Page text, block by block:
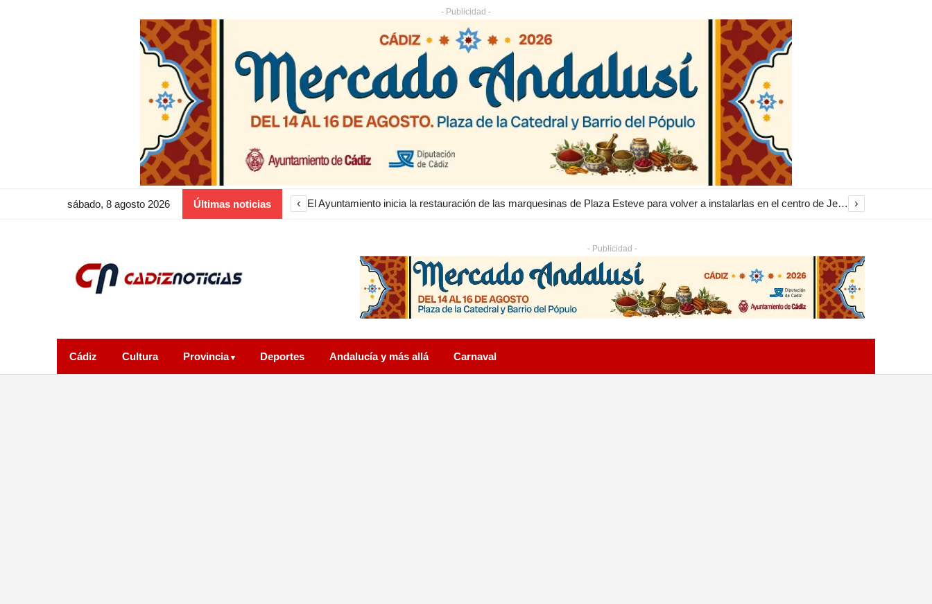
- Publicidad -
sábado, 8 agosto 2026 Últimas noticias ‹ El Ayuntamiento inicia la restauración de las marquesinas de Plaza Esteve para volver a instalarlas en el centro de Jerez ›
- Publicidad -
Cádiz Cultura Provincia Deportes Andalucía y más allá Carnaval